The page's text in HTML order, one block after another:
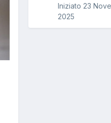
Iniziato 23
2025